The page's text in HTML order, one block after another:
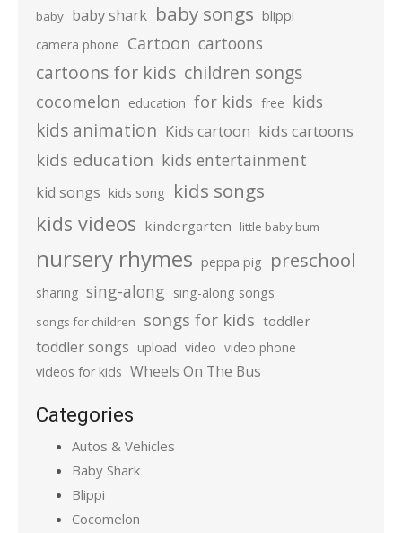
baby baby shark baby songs blippi
camera phone Cartoon cartoons
cartoons for kids children songs
cocomelon education for kids free kids
kids animation Kids cartoon kids cartoons
kids education kids entertainment
kid songs kids song kids songs
kids videos kindergarten little baby bum
nursery rhymes peppa pig preschool
sharing sing-along sing-along songs
songs for children songs for kids toddler
toddler songs upload video video phone
videos for kids Wheels On The Bus
Categories
Autos & Vehicles
Baby Shark
Blippi
Cocomelon